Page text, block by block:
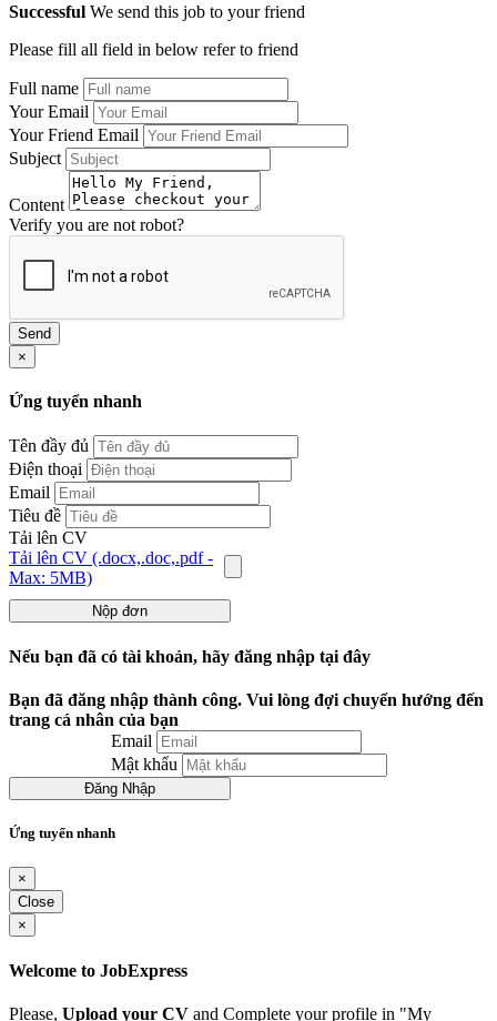
Successful We send this job to your friend
Please fill all field in below refer to friend
Full name
Your Email
Your Friend Email
Subject
Content
Verify you are not robot?
Send
×
Ứng tuyển nhanh
Tên đầy đủ
Điện thoại
Email
Tiêu đề
Tải lên CV
Tải lên CV (.docx,.doc,.pdf -
Max: 5MB)
Nộp đơn
Nếu bạn đã có tài khoản, hãy đăng nhập tại đây
Bạn đã đăng nhập thành công. Vui lòng đợi chuyển hướng đến
trang cá nhân của bạn
Email
Mật khẩu
Đăng Nhập
Ứng tuyển nhanh
×
Close
×
Welcome to JobExpress
Please, Upload your CV and Complete your profile in "My